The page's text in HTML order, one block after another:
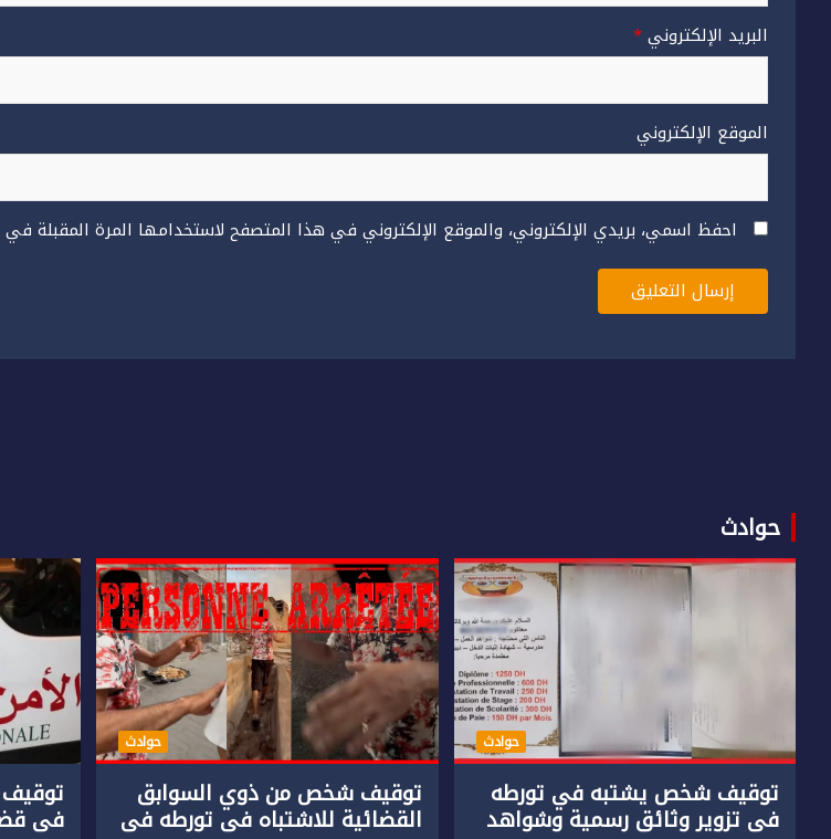
البريد الإلكتروني*
الموقع الإلكتروني
احفظ اسمي، بريدي الإلكتروني، والموقع الإلكتروني في هذا المتصفح لاستخدامها المرة المقبلة
حوادث
حوادث
توقيف شخص يشتبه في تورطه
في تزوير وثائق رسمية وشواهد
حوادث
توقيف شخص من ذوي السوابق
القضائية للاشتباه في تورطه في في